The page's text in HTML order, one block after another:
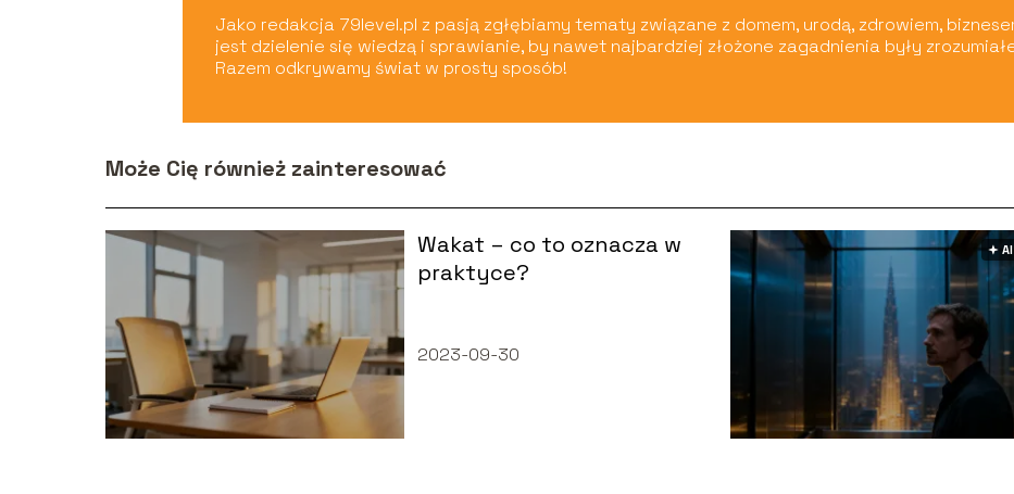
Jako redakcja 79level.pl z pasją zgłębiamy tematy związane z domem, urodą, zdrowiem,
jest dzielenie się wiedzą i sprawianie, by nawet najbardziej złożone zagadnienia były
Razem odkrywamy świat w prosty sposób!
Może Cię również zainteresować
Wakat – co to oznacza w
praktyce?
2023-09-30
🟅 AI